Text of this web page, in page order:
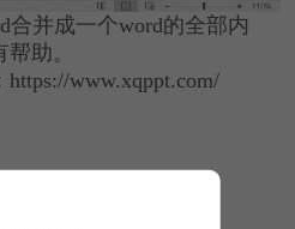
合并成一个word的全部内
助。
www.xqppt.com/